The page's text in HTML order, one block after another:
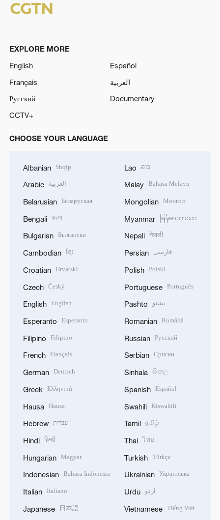
EXPLORE MORE
English
Español
Français
العربية
Русский
Documentary
CCTV+
CHOOSE YOUR LANGUAGE
Albanian Shqip
Arabic العربية
Belarusian Беларуская
Bengali বাংলা
Bulgarian Български
Cambodian ខ្មែរ
Croatian Hrvatski
Czech Český
English English
Esperanto Esperanto
Filipino Filipino
French Français
German Deutsch
Greek Ελληνικά
Hausa Hausa
Hebrew עברית
Hindi हिन्दी
Hungarian Magyar
Indonesian Bahasa Indonesia
Italian Italiano
Japanese
日本語
Lao ລາວ
Malay Bahasa Melayu
Mongolian Монгол
Myanmar မြန်မာဘာသာ
Nepali नेपाली
Persian فارسی
Polish Polski
Portuguese Português
Pashto پښتو
Romanian Română
Russian Русский
Serbian Српски
Sinhala සිංහල
Spanish Español
Swahili Kiswahili
Tamil தமிழ்
Thai ไทย
Turkish Türkçe
Ukrainian Українська
Urdu اردو
Vietnamese Tiếng Việt